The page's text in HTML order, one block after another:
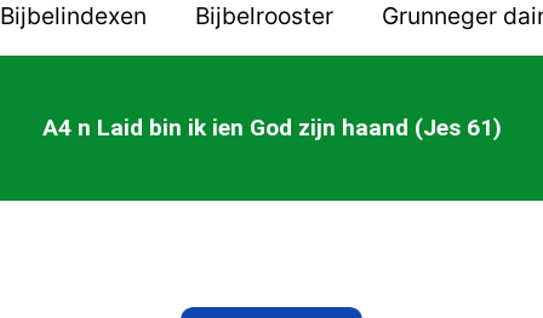
Bijbelindexen Bijbelrooster Grunneger
A4 n Laid bin ik ien God zijn haand (Jes 61)